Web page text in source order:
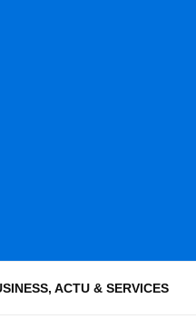
ACTU & SERVICES